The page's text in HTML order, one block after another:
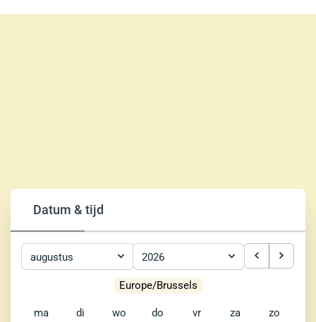
Datum & tijd
augustus 2026
Europe/Brussels
ma di wo do vr za zo